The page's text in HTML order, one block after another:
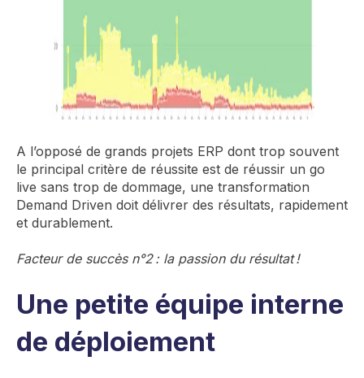
A l’opposé de grands projets ERP dont trop souvent
le principal critère de réussite est de réussir un go
live sans trop de dommage, une transformation
Demand Driven doit délivrer des résultats, rapidement
et durablement.
Facteur de succès n°2 : la passion du résultat !
Une petite équipe interne
de déploiement